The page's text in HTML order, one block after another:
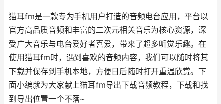
猫耳fm是一款专为手机用户打造的音频电台应用，平台以
官方高品质音频和丰富的二次元相关音乐为核心资源，深
受广大音乐与电台爱好者喜爱，带来了超多听觉乐趣。在
使用猫耳fm时，遇到喜欢的音频内容，我们可以随时将其
下载并保存到手机本地，方便日后随时打开重温欣赏。下
面小编就为大家献上猫耳fm导出下载音频教程，下载和找
到导出位置一个不落~